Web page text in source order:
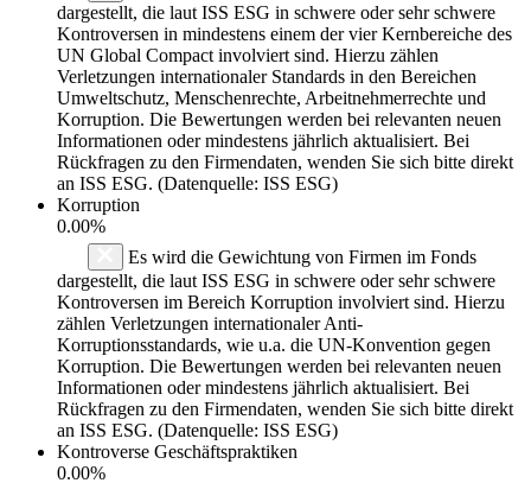
dargestellt, die laut ISS ESG in schwere oder sehr schwere
Kontroversen in mindestens einem der vier Kernbereiche des
UN Global Compact involviert sind. Hierzu zählen
Verletzungen internationaler Standards in den Bereichen
Umweltschutz, Menschenrechte, Arbeitnehmerrechte und
Korruption. Die Bewertungen werden bei relevanten neuen
Informationen oder mindestens jährlich aktualisiert. Bei
Rückfragen zu den Firmendaten, wenden Sie sich bitte direkt
an ISS ESG. (Datenquelle: ISS ESG)
Korruption
0.00%
Es wird die Gewichtung von Firmen im Fonds
dargestellt, die laut ISS ESG in schwere oder sehr schwere
Kontroversen im Bereich Korruption involviert sind. Hierzu
zählen Verletzungen internationaler Anti-
Korruptionsstandards, wie u.a. die UN-Konvention gegen
Korruption. Die Bewertungen werden bei relevanten neuen
Informationen oder mindestens jährlich aktualisiert. Bei
Rückfragen zu den Firmendaten, wenden Sie sich bitte direkt
an ISS ESG. (Datenquelle: ISS ESG)
Kontroverse Geschäftspraktiken
0.00%